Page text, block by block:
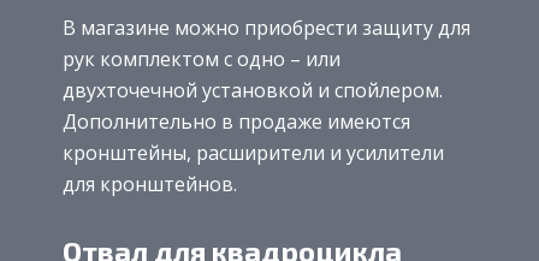
В магазине можно приобрести защиту для
рук комплектом с одно – или
двухточечной установкой и спойлером.
Дополнительно в продаже имеются
кронштейны, расширители и усилители
для кронштейнов.
Отвал для квадроцикла